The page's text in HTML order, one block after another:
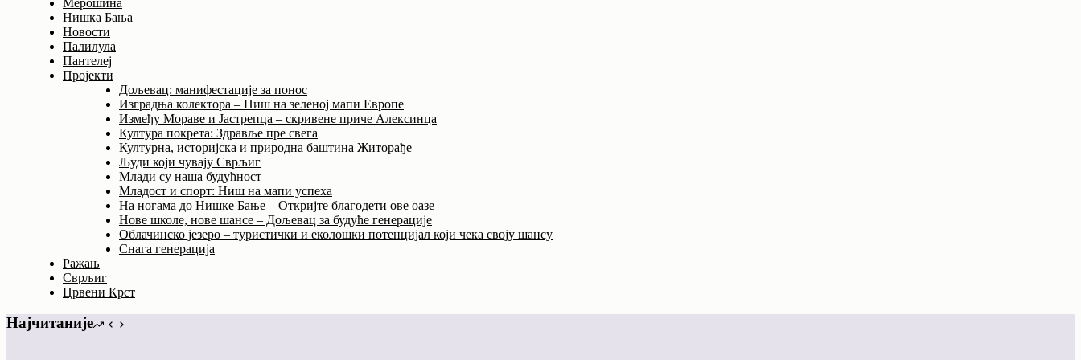
Нишка Бања
Новости
Палилула
Пантелеј
Пројекти
Дољевац: манифестације за понос
Изградња колектора – Ниш на зеленој мапи Европе
Између Мораве и Јастрепца – скривене приче Алексинца
Култура покрета: Здравље пре свега
Културна, историјска и природна баштина Житорађе
Људи који чувају Сврљиг
Млади су наша будућност
Младост и спорт: Ниш на мапи успеха
На ногама до Нишке Бање – Откријте благодети ове оазе
Нове школе, нове шансе – Дољевац за будуће генерације
Облачинско језеро – туристички и еколошки потенцијал који чека своју шансу
Снага генерација
Ражањ
Сврљиг
Црвени Крст
Најчитаније